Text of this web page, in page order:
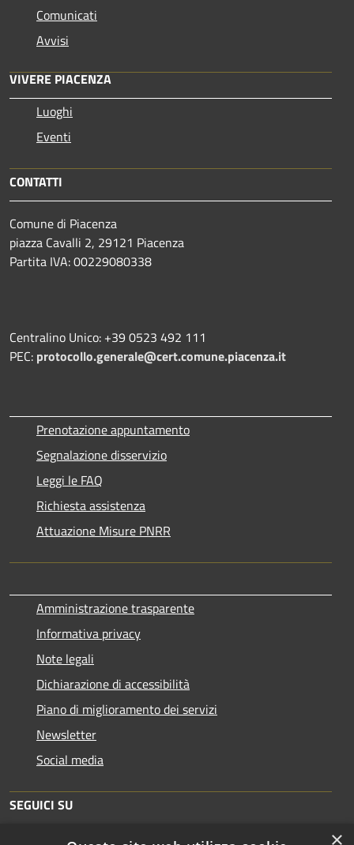
Comunicati
Avvisi
VIVERE PIACENZA
Luoghi
Eventi
CONTATTI
Comune di Piacenza
piazza Cavalli 2, 29121 Piacenza
Partita IVA: 00229080338
Centralino Unico: +39 0523 492 111
PEC: protocollo.generale@cert.comune.piacenza.it
Prenotazione appuntamento
Segnalazione disservizio
Leggi le FAQ
Richiesta assistenza
Attuazione Misure PNRR
Amministrazione trasparente
Informativa privacy
Note legali
Dichiarazione di accessibilità
Piano di miglioramento dei servizi
Newsletter
Social media
SEGUICI SU
×